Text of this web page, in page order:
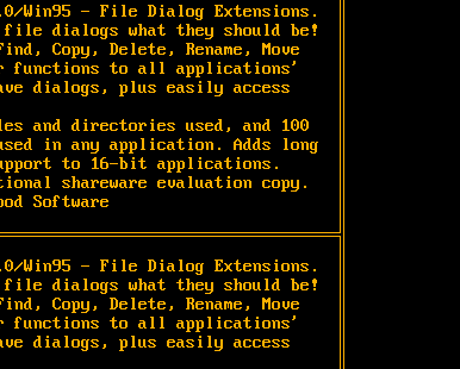
Win95 - File Dialog Extensions.
file dialogs what they should be!
Copy, Delete, Rename, Move
functions to all applications'
dialogs, plus easily access
and directories used, and 100
in any application. Adds long
to 16-bit applications.
shareware evaluation copy.
Software
Win95 - File Dialog Extensions.
file dialogs what they should be!
Copy, Delete, Rename, Move
functions to all applications'
dialogs, plus easily access